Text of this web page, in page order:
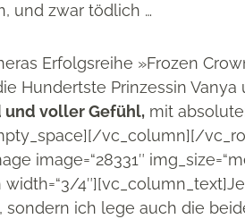
und zwar tödlich …
Erfolgsreihe »Frozen
Hundertste Prinzessin
und voller Gefühl, mit
vc_column][/
image=“28331″
sondern ich lege auch die